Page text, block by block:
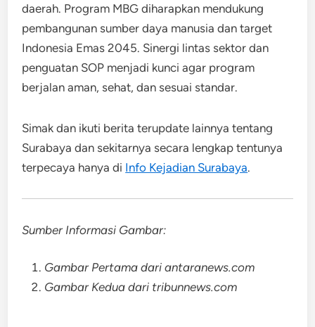
daerah. Program MBG diharapkan mendukung
pembangunan sumber daya manusia dan target
Indonesia Emas 2045. Sinergi lintas sektor dan
penguatan SOP menjadi kunci agar program
berjalan aman, sehat, dan sesuai standar.
Simak dan ikuti berita terupdate lainnya tentang
Surabaya dan sekitarnya secara lengkap tentunya
terpecaya hanya di Info Kejadian Surabaya.
Sumber Informasi Gambar:
Gambar Pertama dari antaranews.com
Gambar Kedua dari tribunnews.com